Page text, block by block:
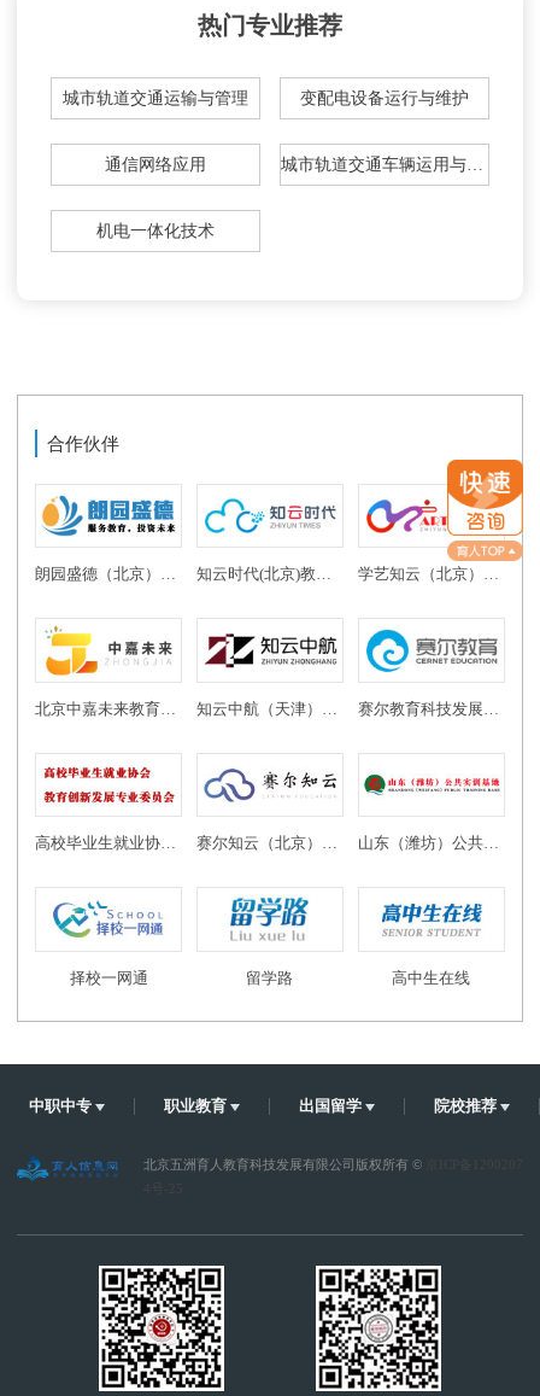
热门专业推荐
城市轨道交通运输与管理 变配电设备运行与维护
通信网络应用 城市轨道交通车辆运用与检修
机电一体化技术
合作伙伴
朗园盛德（北京）教育投资有限公司 知云时代(北京)教育科技有限公司 学艺知云（北京）教育科技有限公司
高校毕业生就业协会教育创新发展专业委员会 赛尔知云（北京）教育科技有限公司 山东（潍坊）公共实训基地
择校一网通 留学路 高中生在线
中职中专 职业教育 出国留学 院校推荐
北京五洲育人教育科技发展有限公司版权所有 ©
京ICP备1200207
4号-25